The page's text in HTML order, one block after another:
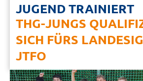
JUGEND TRAINIERT
THG-JUNGS
SICH FÜRS
JTFO